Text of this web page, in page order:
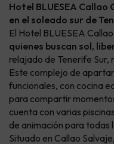
Hotel BLUESEA
en el soleado sur de
El Hotel BLUESEA
quienes buscan sol,
relajado de Tenerife
Este complejo de
funcionales, con cocina
para compartir
cuenta con varias
de animación para todas
Situado en Callao Salvaje,